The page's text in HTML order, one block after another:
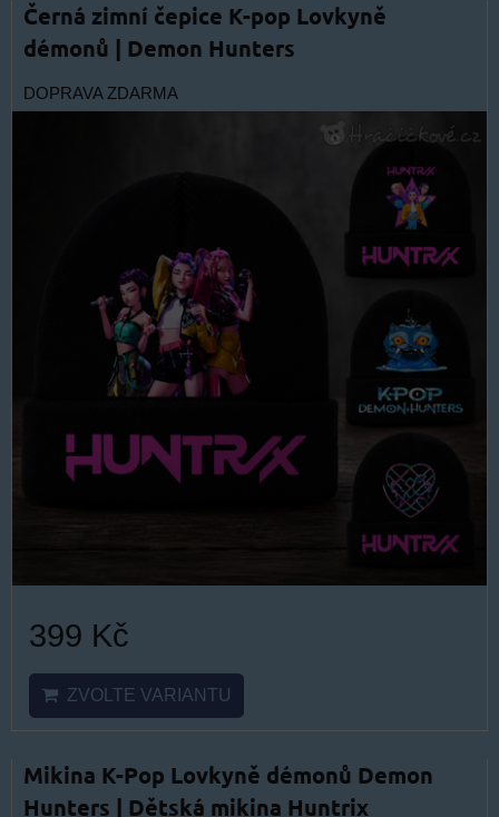
Černá zimní čepice K-pop Lovkyně
démonů | Demon Hunters
DOPRAVA ZDARMA
399 Kč
ZVOLTE VARIANTU
Mikina K-Pop Lovkyně démonů Demon
Hunters | Dětská mikina Huntrix